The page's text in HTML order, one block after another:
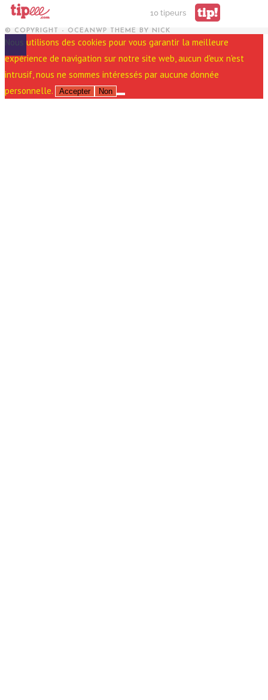
10 tipeurs tip!
© COPYRIGHT - OCEANWP THEME BY NICK
Nous utilisons des cookies pour vous garantir la meilleure
expérience de navigation sur notre site web, aucun d'eux n'est
intrusif, nous ne sommes intéressés par aucune donnée
personnelle.
Accepter Non